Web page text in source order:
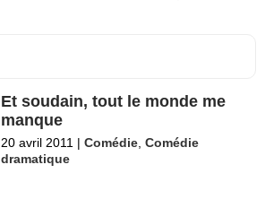
Et soudain, tout le monde me
manque
20 avril 2011 | Comédie ,Comédie
dramatique